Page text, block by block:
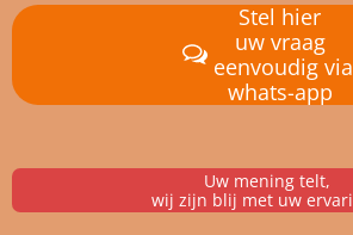
Stel hier
uw vraag
eenvoudig via
whats-app
Uw mening telt,
wij zijn blij met uw